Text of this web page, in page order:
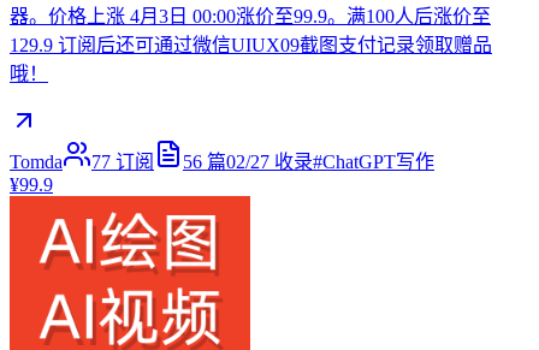
器。价格上涨 4月3日 00:00涨价至99.9。满100人后涨价至
129.9 订阅后还可通过微信UIUX09截图支付记录领取赠品
哦！
Tomda 77 订阅 56 篇02/27 收录#ChatGPT写作
¥99.9